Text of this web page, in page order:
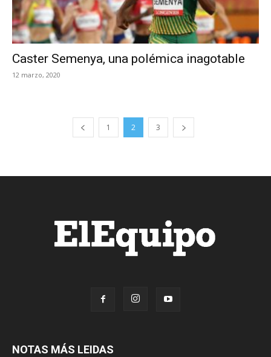
Caster Semenya, una polémica inagotable
12 marzo, 2020
1 2 3
NOTAS MÁS LEIDAS